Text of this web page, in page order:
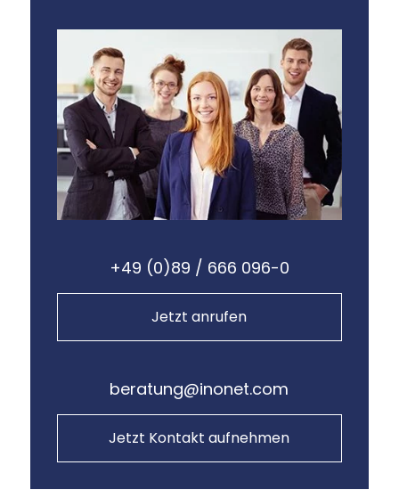
+49 (0)89 / 666 096-0
Jetzt anrufen
beratung@inonet.com
Jetzt Kontakt aufnehmen